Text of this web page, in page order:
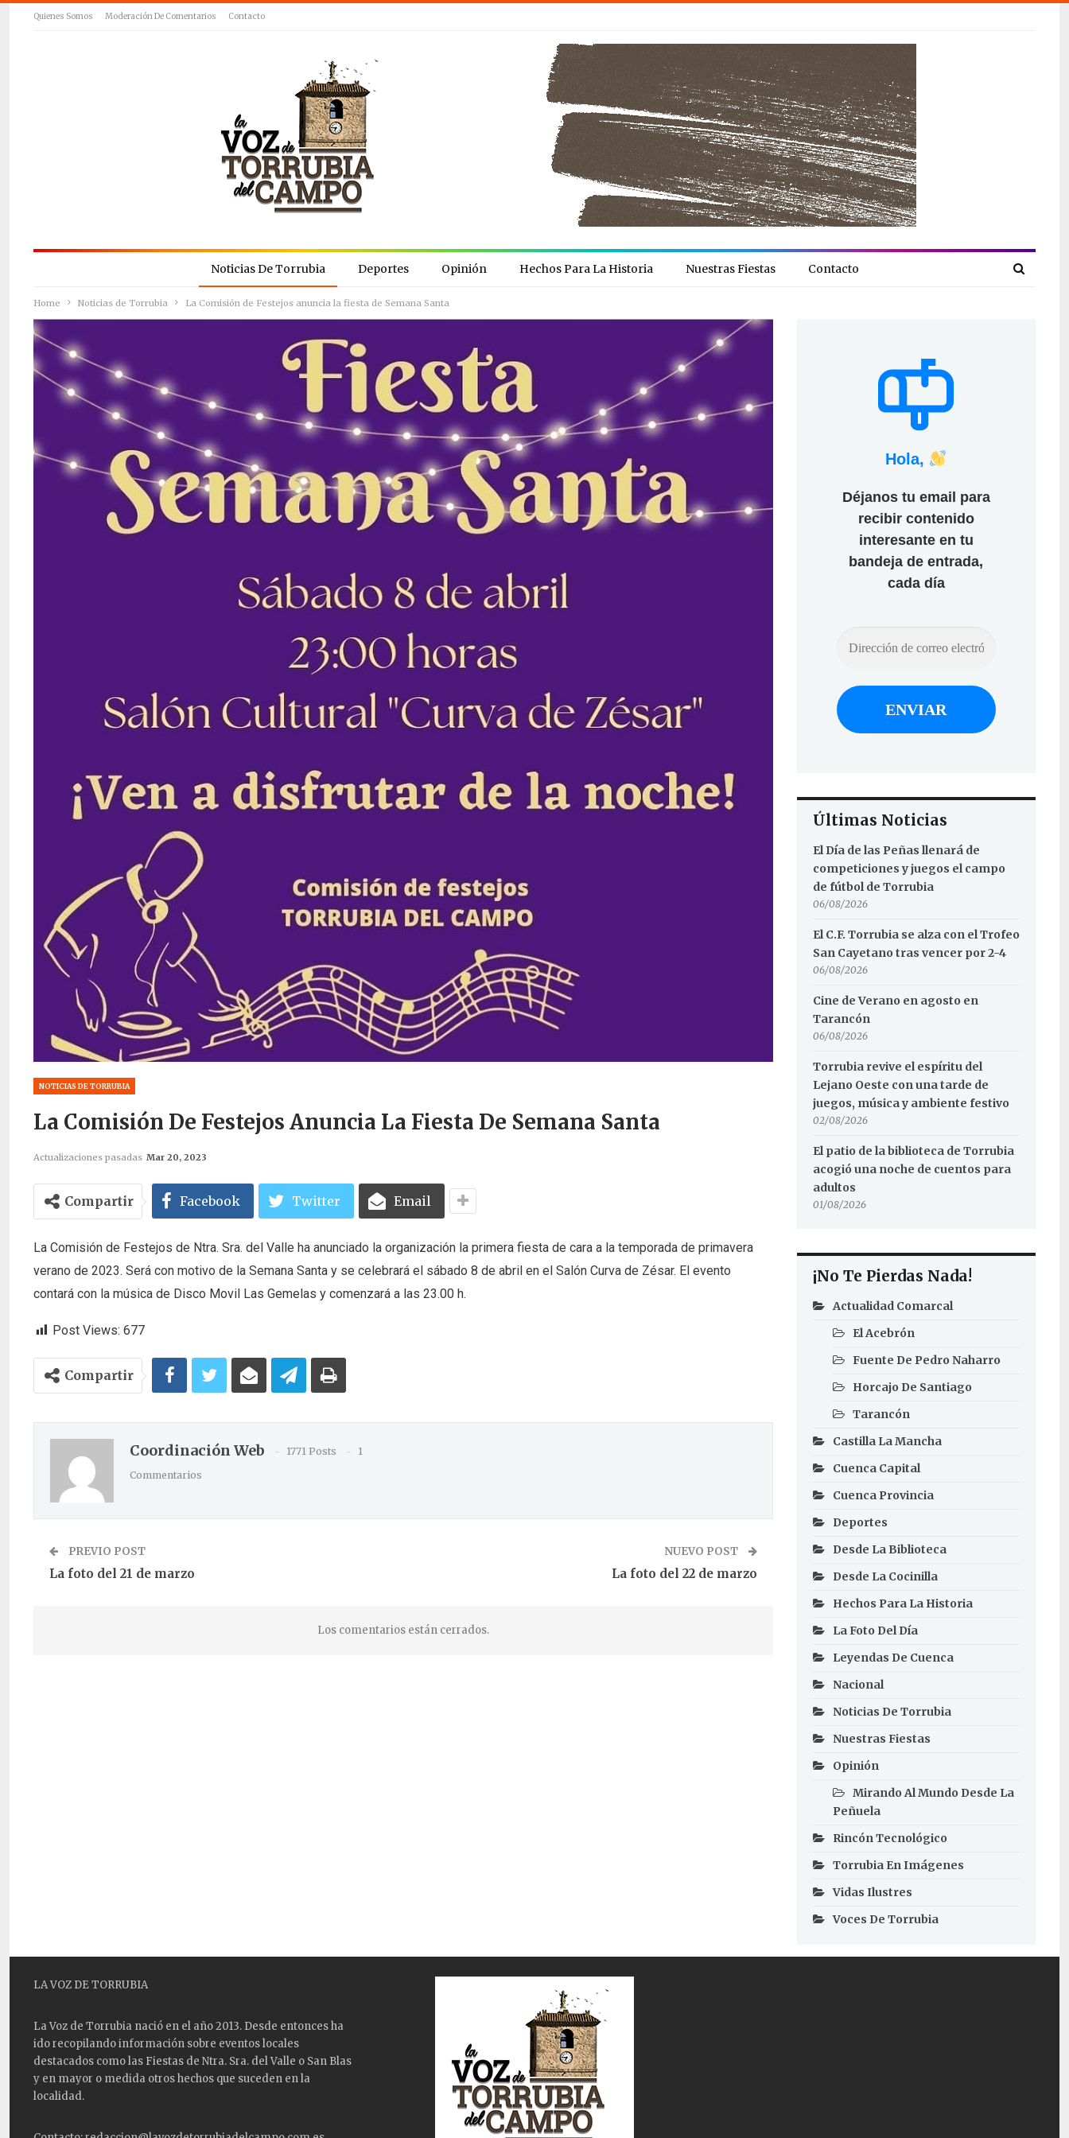
Quienes Somos Moderación De Comentarios Contacto
Noticias De Torrubia Deportes Opinión Hechos Para La Historia Nuestras Fiestas Contacto
Home Noticias de Torrubia La Comisión de Festejos anuncia la fiesta de Semana Santa
NOTICIAS DE TORRUBIA
La Comisión De Festejos Anuncia La Fiesta De Semana Santa
Actualizaciones pasadas Mar 20, 2023
Compartir Facebook Twitter Email
La Comisión de Festejos de Ntra. Sra. del Valle ha anunciado la organización la primera fiesta de cara a la temporada de primavera
verano de 2023. Será con motivo de la Semana Santa y se celebrará el sábado 8 de abril en el Salón Curva de Zésar. El evento
contará con la música de Disco Movil Las Gemelas y comenzará a las 23.00 h.
Post Views: 677
Compartir
Coordinación Web 1771 Posts
1
Commentarios
PREVIO POST
La foto del 21 de marzo
NUEVO POST
La foto del 22 de marzo
Los comentarios están cerrados.
Hola,
Déjanos tu email para
recibir contenido
interesante en tu
bandeja de entrada,
cada día
Últimas Noticias
El Día de las Peñas llenará de
competiciones y juegos el campo
de fútbol de Torrubia
06/08/2026
El C.F. Torrubia se alza con el Trofeo
San Cayetano tras vencer por 2-4
06/08/2026
Cine de Verano en agosto en
Tarancón
06/08/2026
Torrubia revive el espíritu del
Lejano Oeste con una tarde de
juegos, música y ambiente festivo
02/08/2026
El patio de la biblioteca de Torrubia
acogió una noche de cuentos para
adultos
01/08/2026
¡No Te Pierdas Nada!
Actualidad Comarcal
El Acebrón
Fuente De Pedro Naharro
Horcajo De Santiago
Tarancón
Castilla La Mancha
Cuenca Capital
Cuenca Provincia
Deportes
Desde La Biblioteca
Desde La Cocinilla
Hechos Para La Historia
La Foto Del Día
Leyendas De Cuenca
Nacional
Noticias De Torrubia
Nuestras Fiestas
Opinión
Mirando Al Mundo Desde La
Peñuela
Rincón Tecnológico
Torrubia En Imágenes
Vidas Ilustres
Voces De Torrubia
LA VOZ DE TORRUBIA
La Voz de Torrubia nació en el año 2013. Desde entonces ha
ido recopilando información sobre eventos locales
destacados como las Fiestas de Ntra. Sra. del Valle o San Blas
y en mayor o medida otros hechos que suceden en la
localidad.